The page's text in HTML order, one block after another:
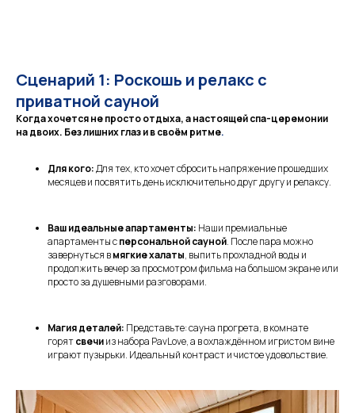
Сценарий 1: Роскошь и релакс с
приватной сауной
Когда хочется не просто отдыха, а настоящей спа-церемонии
на двоих. Без лишних глаз и в своём ритме.
Для кого:Для тех, кто хочет сбросить напряжение прошедших
месяцев и посвятить день исключительно друг другу и релаксу.
Ваш идеальные апартаменты: Наши премиальные
апартаменты сперсональной сауной. После пара можно
завернуться вмягкие халаты, выпить прохладной воды и
продолжить вечер за просмотром фильма на большом экране или
просто за душевными разговорами.
Магия деталей: Представьте: сауна прогрета, в комнате
горятсвечииз набора PavLove, а в охлаждённом игристом вине
играют пузырьки. Идеальный контраст и чистое удовольствие.